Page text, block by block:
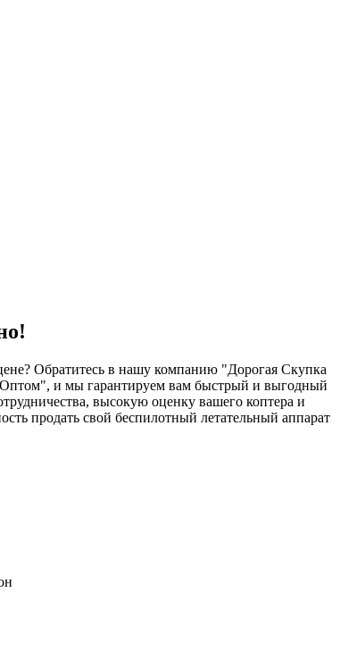
Обратитесь в нашу компанию "Дорогая Скупка
и мы гарантируем вам быстрый и выгодный
высокую оценку вашего коптера и
продать свой беспилотный летательный аппарат